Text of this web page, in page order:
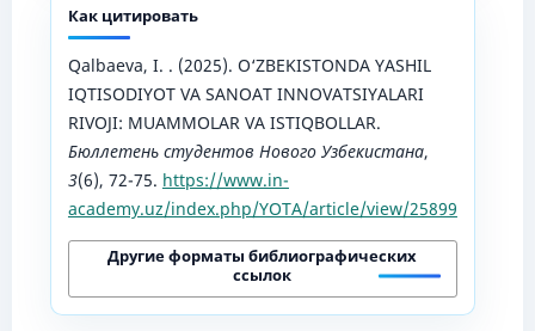
Как цитировать
Qalbaeva, I. . (2025). O‘ZBEKISTONDA YASHIL
IQTISODIYOT VA SANOAT INNOVATSIYALARI
RIVOJI: MUAMMOLAR VA ISTIQBOLLAR.
Бюллетень студентов Нового Узбекистана,
3(6), 72-75. https://www.in-
academy.uz/index.php/YOTA/article/view/25899
Другие форматы библиографических
ссылок